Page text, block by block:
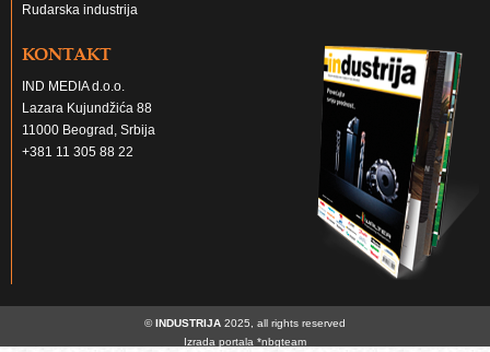
Rudarska industrija
KONTAKT
IND MEDIA d.o.o.
Lazara Kujundžića 88
11000 Beograd, Srbija
+381 11 305 88 22
©INDUSTRIJA 2025, all rights reserved
Izrada portala *nbgteam